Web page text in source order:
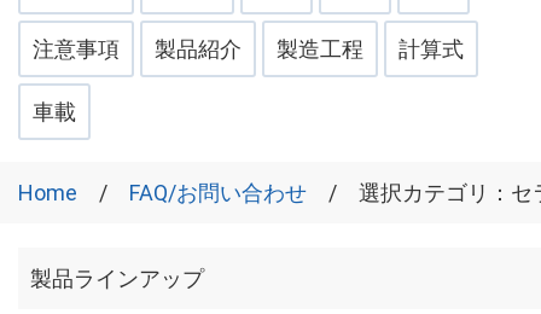
注意事項 製品紹介 製造工程 計算式
車載
Home FAQ/お問い合わせ 選択カテゴリ： セ
製品ラインアップ